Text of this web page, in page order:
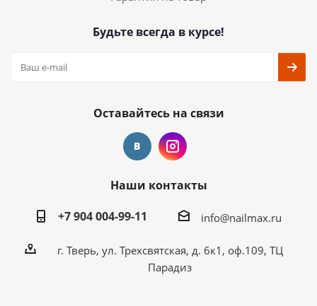
Будьте всегда в курсе!
Оставайтесь на связи
Наши контакты
+7 904 004-99-11
info@nailmax.ru
г. Тверь, ул. Трехсвятская, д. 6к1, оф.109, ТЦ
Парадиз